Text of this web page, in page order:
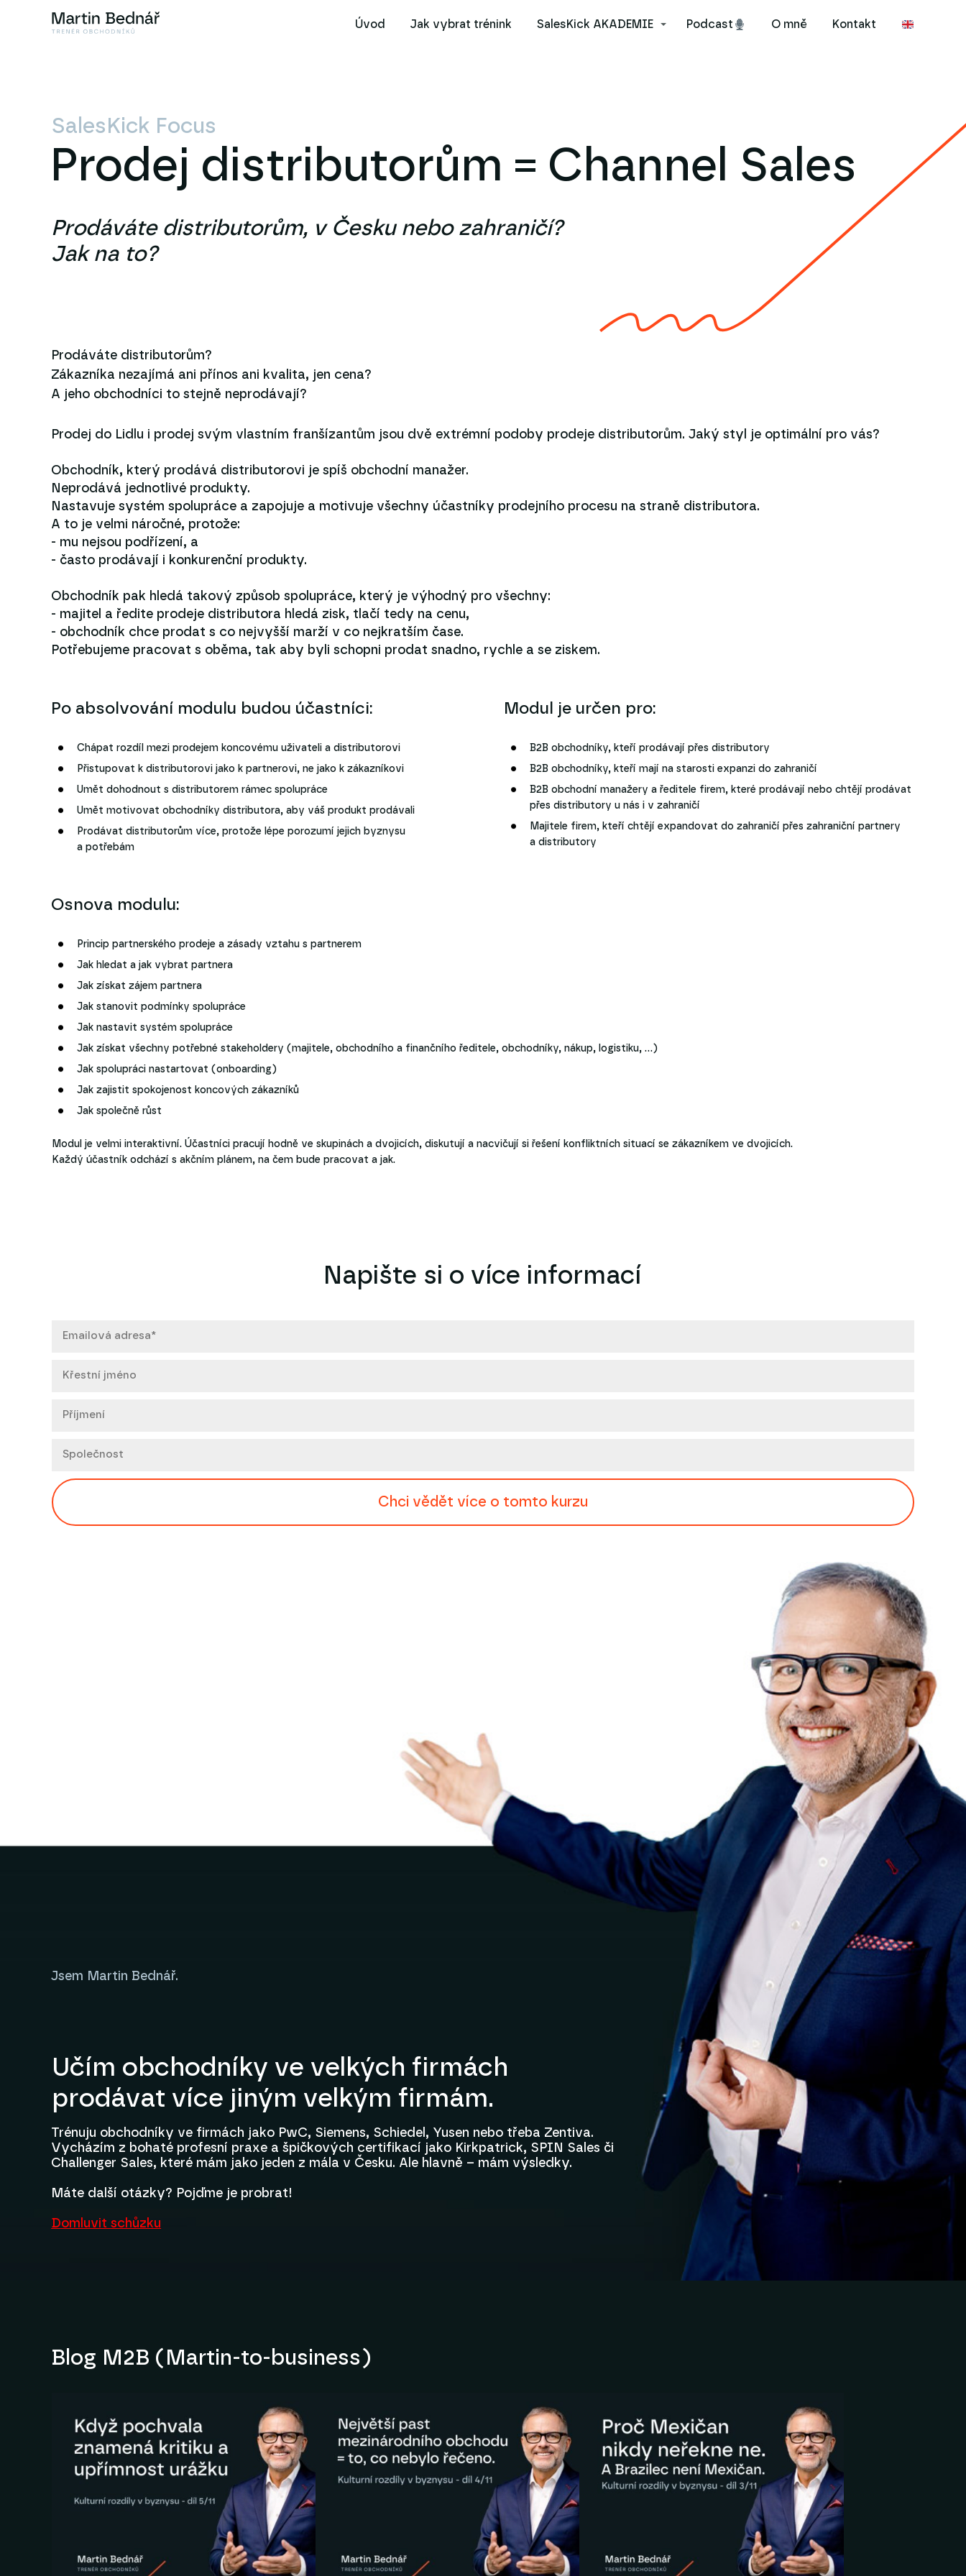
Úvod Jak vybrat trénink SalesKick AKADEMIE Podcast O mně Kontakt
SalesKick Focus
Prodej distributorům = Channel Sales
Prodáváte distributorům, v Česku nebo zahraničí?
Jak na to?
Prodáváte distributorům?
Zákazníka nezajímá ani přínos ani kvalita, jen cena?
A jeho obchodníci to stejně neprodávají?
Prodej do Lidlu i prodej svým vlastním franšízantům jsou dvě extrémní podoby prodeje distributorům. Jaký styl je optimální pro vás?
Obchodník, který prodává distributorovi je spíš obchodní manažer.
Neprodává jednotlivé produkty.
Nastavuje systém spolupráce a zapojuje a motivuje všechny účastníky prodejního procesu na straně distributora.
A to je velmi náročné, protože:
- mu nejsou podřízení, a
- často prodávají i konkurenční produkty.
Obchodník pak hledá takový způsob spolupráce, který je výhodný pro všechny:
- majitel a ředite prodeje distributora hledá zisk, tlačí tedy na cenu,
- obchodník chce prodat s co nejvyšší marží v co nejkratším čase.
Potřebujeme pracovat s oběma, tak aby byli schopni prodat snadno, rychle a se ziskem.
Po absolvování modulu budou účastníci:
Chápat rozdíl mezi prodejem koncovému uživateli a distributorovi
Přistupovat k distributorovi jako k partnerovi, ne jako k zákazníkovi
Umět dohodnout s distributorem rámec spolupráce
Umět motivovat obchodníky distributora, aby váš produkt prodávali
Prodávat distributorům více, protože lépe porozumí jejich byznysu
a potřebám
Modul je určen pro:
B2B obchodníky, kteří prodávají přes distributory
B2B obchodníky, kteří mají na starosti expanzi do zahraničí
B2B obchodní manažery a ředitele firem, které prodávají nebo chtějí prodávat
přes distributory u nás i v zahraničí
Majitele firem, kteří chtějí expandovat do zahraničí přes zahraniční partnery
a distributory
Osnova modulu:
Princip partnerského prodeje a zásady vztahu s partnerem
Jak hledat a jak vybrat partnera
Jak získat zájem partnera
Jak stanovit podmínky spolupráce
Jak nastavit systém spolupráce
Jak získat všechny potřebné stakeholdery (majitele, obchodního a finančního ředitele, obchodníky, nákup, logistiku, ...)
Jak spolupráci nastartovat (onboarding)
Jak zajistit spokojenost koncových zákazníků
Jak společně růst
Modul je velmi interaktivní. Účastníci pracují hodně ve skupinách a dvojicích, diskutují a nacvičují si řešení konfliktních situací se zákazníkem ve dvojicích.
Každý účastník odchází s akčním plánem, na čem bude pracovat a jak.
Napište si o více informací
Chci vědět více o tomto kurzu
Jsem Martin Bednář.
Učím obchodníky ve velkých firmách
prodávat více jiným velkým firmám.
Trénuju obchodníky ve firmách jako PwC, Siemens, Schiedel, Yusen nebo třeba Zentiva.
Vycházím z bohaté profesní praxe a špičkových certifikací jako Kirkpatrick, SPIN Sales či
Challenger Sales, které mám jako jeden z mála v Česku. Ale hlavně – mám výsledky.
Máte další otázky? Pojďme je probrat!
Domluvit schůzku
Blog M2B (Martin-to-business)